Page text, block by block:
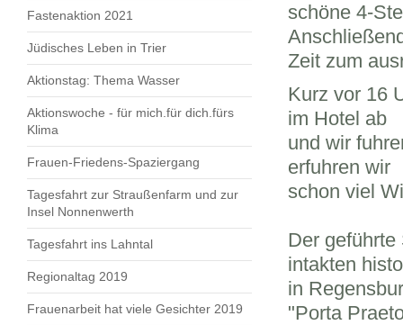
Fastenaktion 2021
Jüdisches Leben in Trier
Aktionstag: Thema Wasser
Aktionswoche - für mich.für dich.fürs
Klima
Frauen-Friedens-Spaziergang
Tagesfahrt zur Straußenfarm und zur
Insel Nonnenwerth
Tagesfahrt ins Lahntal
Regionaltag 2019
Frauenarbeit hat viele Gesichter 2019
schöne 4-
Zeit zum
Kurz vor 16
im Hotel ab
und wir
erfuhren wir
schon viel
Der
intakten
in
"Porta